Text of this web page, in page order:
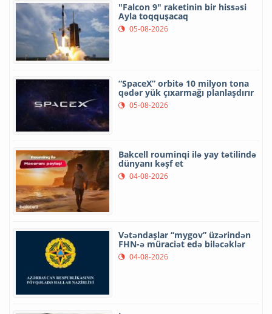
"Falcon 9" raketinin bir hissəsi
Ayla toqquşacaq
05-08-2026
“SpaceX” orbitə 10 milyon tona
qədər yük çıxarmağı planlaşdırır
05-08-2026
Bakcell rouminqi ilə yay tətilində
dünyanı kəşf et
04-08-2026
Vətəndaşlar “mygov” üzərindən
FHN-ə müraciət edə biləcəklər
04-08-2026